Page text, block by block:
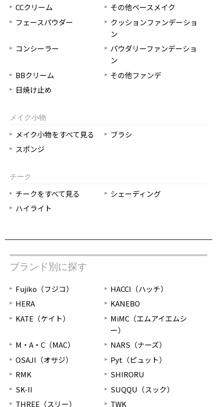
CCクリーム
その他ベースメイク
フェースパウダー
クッションファンデーショ
ン
コンシーラー
パウダリーファンデーショ
ン
BBクリーム
その他ファンデ
日焼け止め
メイク小物
メイク小物をすべて見る
ブラシ
スポンジ
チーク
チークをすべて見る
シェーディング
ハイライト
ブランド別に探す
Fujiko（フジコ）
HACCI（ハッチ）
HERA
KANEBO
KATE（ケイト）
MiMC（エムアイエムシ
ー）
M・A・C（MAC）
NARS（ナーズ）
OSAJI（オサジ）
Pyt（ピュット）
RMK
SHIRORU
SK-II
SUQQU（スック）
THREE（スリー）
TWK